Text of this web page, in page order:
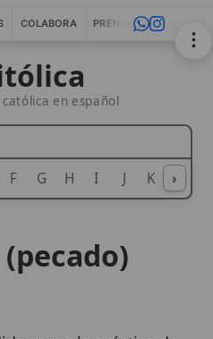
COLABORA PRENSA WEBMASTERS
en español
G H I J K L M
›